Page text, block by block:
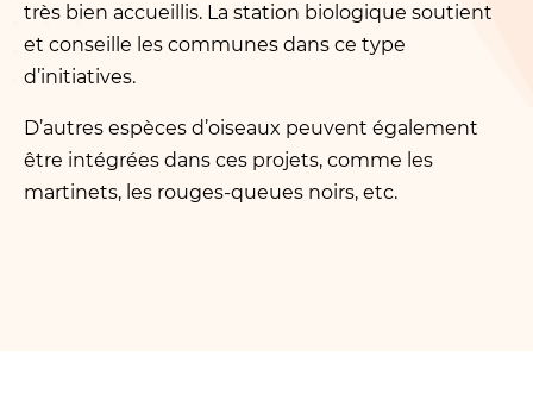
très bien accueillis. La station biologique soutient
et conseille les communes dans ce type
d’initiatives.
D’autres espèces d’oiseaux peuvent également
être intégrées dans ces projets, comme les
martinets, les rouges-queues noirs, etc.